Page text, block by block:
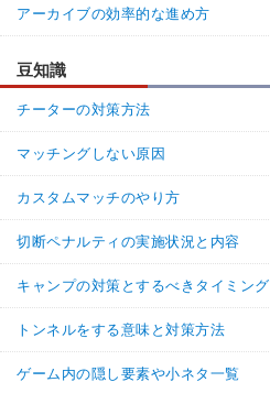
アーカイブの効率的な進め方
豆知識
チーターの対策方法
マッチングしない原因
カスタムマッチのやり方
切断ペナルティの実施状況と内容
キャンプの対策とするべきタイミング
トンネルをする意味と対策方法
ゲーム内の隠し要素や小ネタ一覧